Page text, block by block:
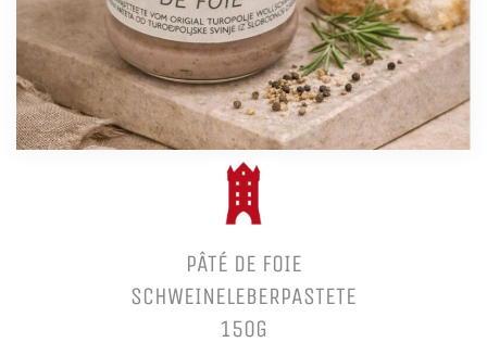
PÂTÉ DE FOIE
SCHWEINELEBERPASTETE
150G